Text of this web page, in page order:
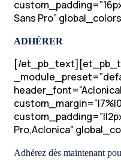
Sans Pro”
ADHÉRER
[/
Pro,Aclonica”
Adhérez dès maintenant